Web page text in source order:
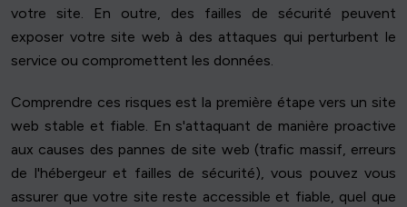
votre site. En outre, des failles de sécurité peuvent
exposer votre site web à des attaques qui perturbent le
service ou compromettent les données.
Comprendre ces risques est la première étape vers un site
web stable et fiable. En s'attaquant de manière proactive
aux causes des pannes de site web (trafic massif, erreurs
de l'hébergeur et failles de sécurité), vous pouvez vous
assurer que votre site reste accessible et fiable, quel que